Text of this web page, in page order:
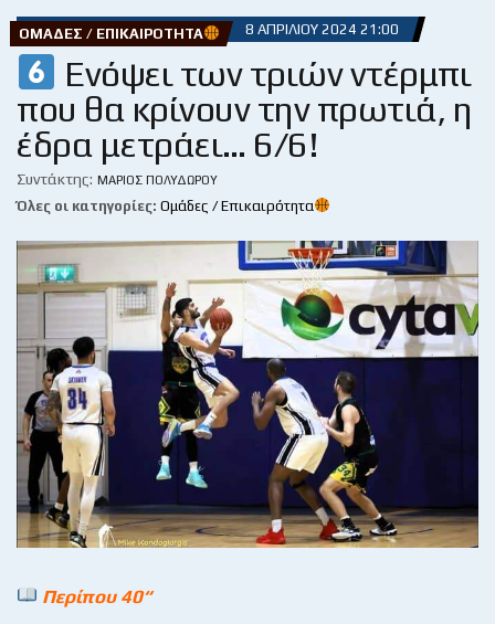
ΟΜΆΔΕΣ / ΕΠΙΚΑΙΡΌΤΗΤΑ 8 ΑΠΡΙΛΊΟΥ 2024 21:00
Ενόψει των τριών ντέρμπι
που θα κρίνουν την πρωτιά, η
έδρα μετράει… 6/6!
Συντάκτης: ΜΆΡΙΟΣ ΠΟΛΥΔΏΡΟΥ
Όλες οι κατηγορίες: Ομάδες / Επικαιρότητα
Περίπου 40“